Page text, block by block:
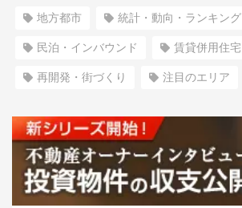
地方都市 統計・動向・ランキング
民泊・インバウンド 賃貸併用住宅
再開発・街づくり 注目のエリア